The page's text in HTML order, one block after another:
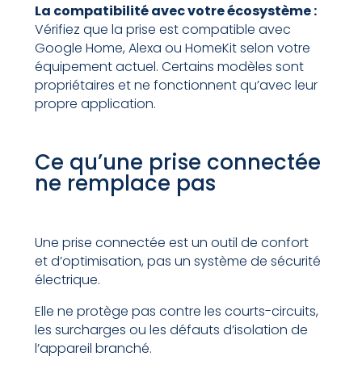
La compatibilité avec votre écosystème :
Vérifiez que la prise est compatible avec
Google Home, Alexa ou HomeKit selon votre
équipement actuel. Certains modèles sont
propriétaires et ne fonctionnent qu’avec leur
propre application.
Ce qu’une prise connectée
ne remplace pas
Une prise connectée est un outil de confort
et d’optimisation, pas un système de sécurité
électrique.
Elle ne protège pas contre les courts-circuits,
les surcharges ou les défauts d’isolation de
l’appareil branché.